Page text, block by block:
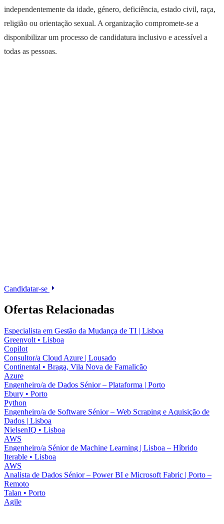
independentemente da idade, género, deficiência, estado civil, raça,
religião ou orientação sexual. A organização compromete-se a
disponibilizar um processo de candidatura inclusivo e acessível a
todas as pessoas.
Candidatar-se
Ofertas Relacionadas
Especialista em Gestão da Mudança de TI | Lisboa
Greenvolt • Lisboa
Copilot
Consultor/a Cloud Azure | Lousado
Continental • Braga, Vila Nova de Famalicão
Azure
Engenheiro/a de Dados Sénior – Plataforma | Porto
Ebury • Porto
Python
Engenheiro/a de Software Sénior – Web Scraping e Aquisição de
Dados | Lisboa
NielsenIQ • Lisboa
AWS
Engenheiro/a Sénior de Machine Learning | Lisboa – Híbrido
Iterable • Lisboa
AWS
Analista de Dados Sénior – Power BI e Microsoft Fabric | Porto –
Remoto
Talan • Porto
Agile